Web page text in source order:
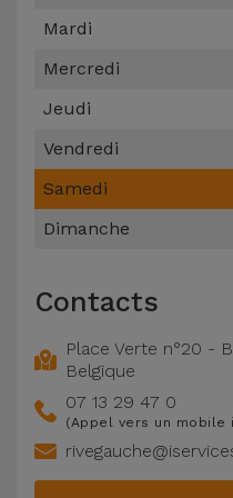
Accessoires
Mobilité,
Auto et
Accessoires
d'ordinateur
iPad et
Tablette
Kids
Voir
tout
Mardi
Mercredi
Jeudi
Vendredi
Samedi
Dimanche
Contacts
Place Verte n°20 -
Belgique
07 13 29 47 0
(Appel vers un mobile